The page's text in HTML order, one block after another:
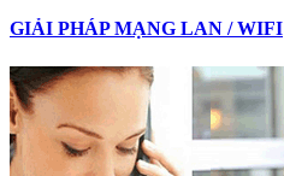
GIẢI PHÁP MẠNG LAN / WIFI